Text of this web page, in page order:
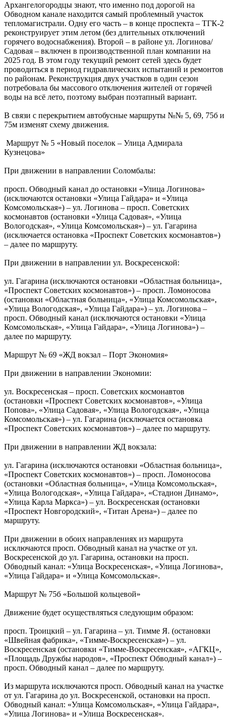
Архангелогородцы знают, что именно под дорогой на
Обводном канале находится самый проблемный участок
тепломагистрали. Одну его часть – в конце проспекта – ТГК-2
реконструирует этим летом (без длительных отключений
горячего водоснабжения). Второй – в районе ул. Логинова/
Садовая – включен в производственной план компании на
2025 год. В этом году текущий ремонт сетей здесь будет
проводиться в период гидравлических испытаний и ремонтов
по районам. Реконструкция двух участков в один сезон
потребовала бы массового отключения жителей от горячей
воды на всё лето, поэтому выбран поэтапный вариант.
В связи с перекрытием автобусные маршруты №№ 5, 69, 75б и
75м изменят схему движения.
Маршрут № 5 «Новый поселок – Улица Адмирала
Кузнецова»
При движении в направлении Соломбалы:
просп. Обводный канал до остановки «Улица Логинова»
(исключаются остановки «Улица Гайдара» и «Улица
Комсомольская») – ул. Логинова – просп. Советских
космонавтов (остановки «Улица Садовая», «Улица
Вологодская», «Улица Комсомольская») – ул. Гагарина
(исключается остановка «Проспект Советских космонавтов»)
– далее по маршруту.
При движении в направлении ул. Воскресенской:
ул. Гагарина (исключаются остановки «Областная больница»,
«Проспект Советских космонавтов») – просп. Ломоносова
(остановки «Областная больница», «Улица Комсомольская»,
«Улица Вологодская», «Улица Гайдара») – ул. Логинова –
просп. Обводный канал (исключаются остановки «Улица
Комсомольская», «Улица Гайдара», «Улица Логинова») –
далее по маршруту.
Маршрут № 69 «ЖД вокзал – Порт Экономия»
При движении в направлении Экономии:
ул. Воскресенская – просп. Советских космонавтов
(остановки «Проспект Советских космонавтов», «Улица
Попова», «Улица Садовая», «Улица Вологодская», «Улица
Комсомольская») – ул. Гагарина (исключается остановка
«Проспект Советских космонавтов») – далее по маршруту.
При движении в направлении ЖД вокзала:
ул. Гагарина (исключаются остановки «Областная больница»,
«Проспект Советских космонавтов») – просп. Ломоносова
(остановки «Областная больница», «Улица Комсомольская»,
«Улица Вологодская», «Улица Гайдара», «Стадион Динамо»,
«Улица Карла Маркса») – ул. Воскресенская (остановки
«Проспект Новгородский», «Титан Арена») – далее по
маршруту.
При движении в обоих направлениях из маршрута
исключаются просп. Обводный канал на участке от ул.
Воскресенской до ул. Гагарина, остановки на просп.
Обводный канал: «Улица Воскресенская», «Улица Логинова»,
«Улица Гайдара» и «Улица Комсомольская».
Маршрут № 75б «Большой кольцевой»
Движение будет осуществляться следующим образом:
просп. Троицкий – ул. Гагарина – ул. Тимме Я. (остановки
«Швейная фабрика», «Тимме-Воскресенская») – ул.
Воскресенская (остановки «Тимме-Воскресенская», «АГКЦ»,
«Площадь Дружбы народов», «Проспект Обводный канал») –
просп. Обводный канал – далее по маршруту.
Из маршрута исключаются просп. Обводный канал на участке
от ул. Гагарина до ул. Воскресенской, остановки на просп.
Обводный канал: «Улица Комсомольская», «Улица Гайдара»,
«Улица Логинова» и «Улица Воскресенская».